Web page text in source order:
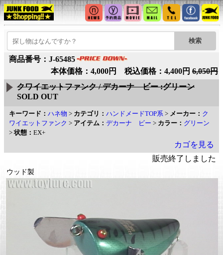
商品番号：J-65485
本体価格：4,000円 税込価格：4,400円 6,050円
クワイエットファンク / デカーナ ビー :グリーン
SOLD OUT
キーワード： ハネ物 > カテゴリ： ハンドメードTOP系 > メーカー： ク
ワイエットファンク > アイテム： デカーナ ビー > カラー： グリーン
>状態： EX+
カゴを見る
販売終了しました
ウッド製